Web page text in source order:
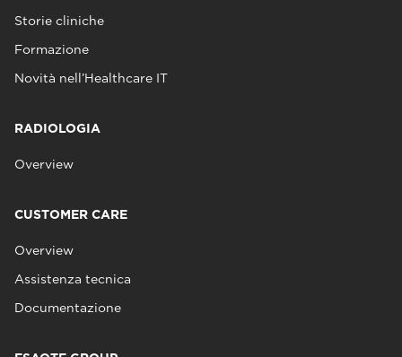
Storie cliniche
Formazione
Novità nell’Healthcare IT
RADIOLOGIA
Overview
CUSTOMER CARE
Overview
Assistenza tecnica
Documentazione